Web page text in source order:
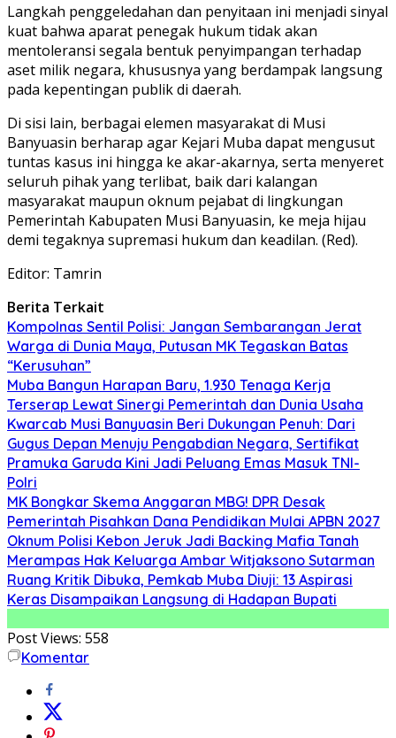
Langkah penggeledahan dan penyitaan ini menjadi sinyal
kuat bahwa aparat penegak hukum tidak akan
mentoleransi segala bentuk penyimpangan terhadap
aset milik negara, khususnya yang berdampak langsung
pada kepentingan publik di daerah.
Di sisi lain, berbagai elemen masyarakat di Musi
Banyuasin berharap agar Kejari Muba dapat mengusut
tuntas kasus ini hingga ke akar-akarnya, serta menyeret
seluruh pihak yang terlibat, baik dari kalangan
masyarakat maupun oknum pejabat di lingkungan
Pemerintah Kabupaten Musi Banyuasin, ke meja hijau
demi tegaknya supremasi hukum dan keadilan. (Red).
Editor: Tamrin
Berita Terkait
Kompolnas Sentil Polisi: Jangan Sembarangan Jerat
Warga di Dunia Maya, Putusan MK Tegaskan Batas
“Kerusuhan”
Muba Bangun Harapan Baru, 1.930 Tenaga Kerja
Terserap Lewat Sinergi Pemerintah dan Dunia Usaha
Kwarcab Musi Banyuasin Beri Dukungan Penuh: Dari
Gugus Depan Menuju Pengabdian Negara, Sertifikat
Pramuka Garuda Kini Jadi Peluang Emas Masuk TNI-
Polri
MK Bongkar Skema Anggaran MBG! DPR Desak
Pemerintah Pisahkan Dana Pendidikan Mulai APBN 2027
Oknum Polisi Kebon Jeruk Jadi Backing Mafia Tanah
Merampas Hak Keluarga Ambar Witjaksono Sutarman
Ruang Kritik Dibuka, Pemkab Muba Diuji: 13 Aspirasi
Keras Disampaikan Langsung di Hadapan Bupati
Post Views: 558
Komentar